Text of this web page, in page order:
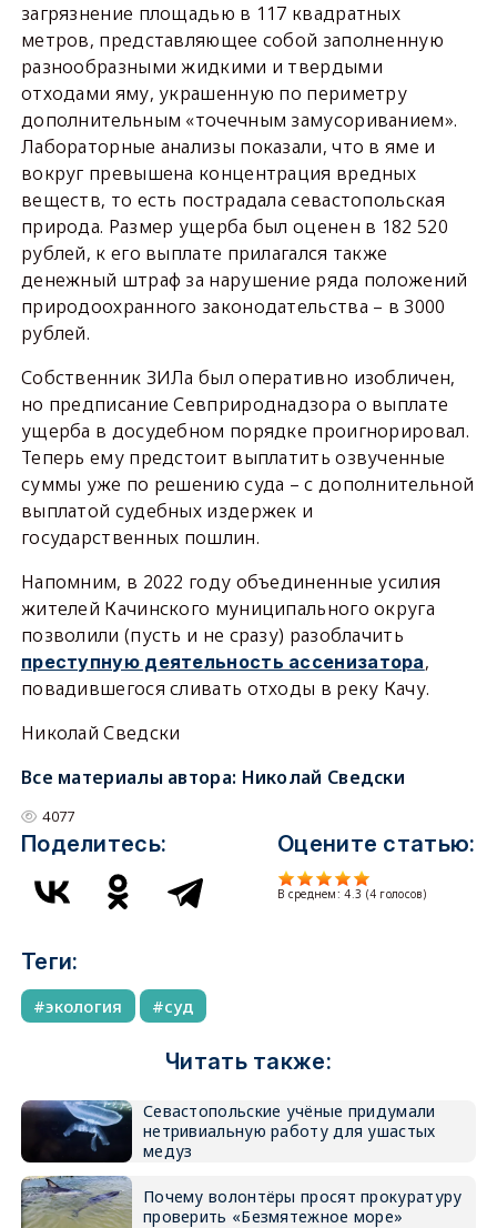
загрязнение площадью в 117 квадратных
метров, представляющее собой заполненную
разнообразными жидкими и твердыми
отходами яму, украшенную по периметру
дополнительным «точечным замусориванием».
Лабораторные анализы показали, что в яме и
вокруг превышена концентрация вредных
веществ, то есть пострадала севастопольская
природа. Размер ущерба был оценен в 182 520
рублей, к его выплате прилагался также
денежный штраф за нарушение ряда положений
природоохранного законодательства – в 3000
рублей.
Собственник ЗИЛа был оперативно изобличен,
но предписание Севприроднадзора о выплате
ущерба в досудебном порядке проигнорировал.
Теперь ему предстоит выплатить озвученные
суммы уже по решению суда – с дополнительной
выплатой судебных издержек и
государственных пошлин.
Напомним, в 2022 году объединенные усилия
жителей Качинского муниципального округа
позволили (пусть и не сразу) разоблачить
преступную деятельность ассенизатора,
повадившегося сливать отходы в реку Качу.
Николай Сведски
Все материалы автора: Николай Сведски
4077
Поделитесь: Оцените статью:
В среднем:4.3 (4 голосов)
Теги:
экология суд
Читать также:
Севастопольские учёные придумали
нетривиальную работу для ушастых
медуз
Почему волонтёры просят прокуратуру
проверить «Безмятежное море»